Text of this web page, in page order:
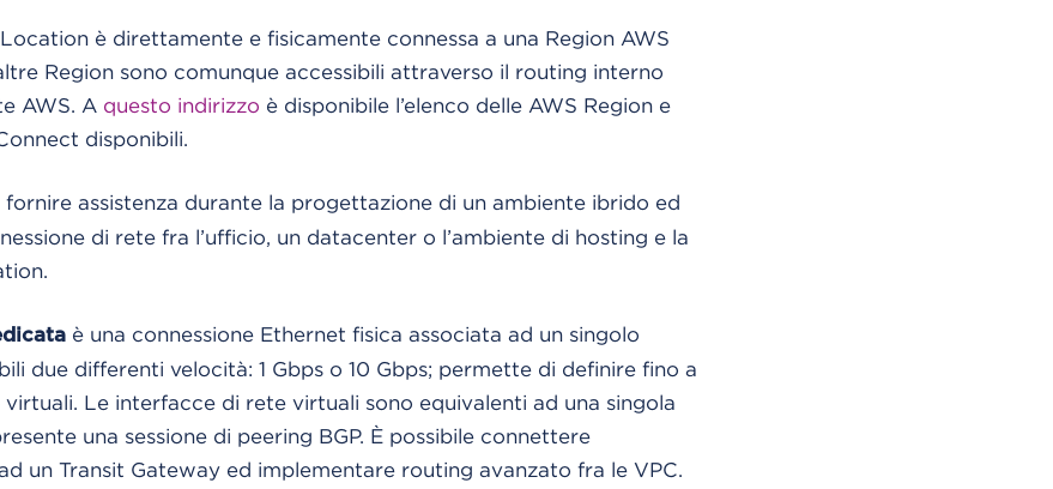
è direttamente e fisicamente connessa a una Region AWS
Region sono comunque accessibili attraverso il routing interno
AWS. A questo indirizzo è disponibile l’elenco delle AWS Region e
disponibili.
assistenza durante la progettazione di un ambiente ibrido ed
di rete fra l’ufficio, un datacenter o l’ambiente di hosting e la
è una connessione Ethernet fisica associata ad un singolo
due differenti velocità: 1 Gbps o 10 Gbps; permette di definire fino a
Le interfacce di rete virtuali sono equivalenti ad una singola
una sessione di peering BGP. È possibile connettere
un Transit Gateway ed implementare routing avanzato fra le VPC.